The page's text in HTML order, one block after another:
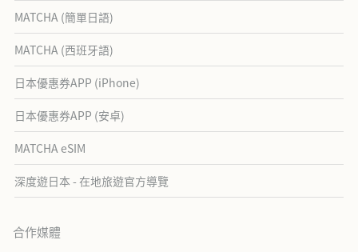
MATCHA (簡單日語)
MATCHA (西班牙語)
日本優惠券APP (iPhone)
日本優惠券APP (安卓)
MATCHA eSIM
深度遊日本 - 在地旅遊官方導覽
合作媒體